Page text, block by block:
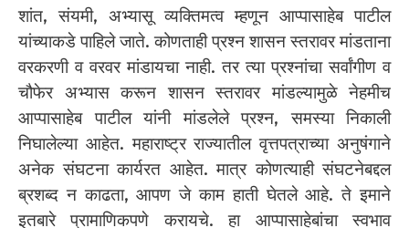
शांत, संयमी, अभ्यासू व्यक्तिमत्व म्हणून आप्पासाहेब पाटील
यांच्याकडे पाहिले जाते. कोणताही प्रश्न शासन स्तरावर मांडताना
वरकरणी व वरवर मांडायचा नाही. तर त्या प्रश्नांचा सर्वांगीण व
चौफेर अभ्यास करून शासन स्तरावर मांडल्यामुळे नेहमीच
आप्पासाहेब पाटील यांनी मांडलेले प्रश्न, समस्या निकाली
निघालेल्या आहेत. महाराष्ट्र राज्यातील वृत्तपत्राच्या अनुषंगाने
अनेक संघटना कार्यरत आहेत. मात्र कोणत्याही संघटनेबद्दल
ब्रशब्द न काढता, आपण जे काम हाती घेतले आहे. ते इमाने
इतबारे प्रामाणिकपणे करायचे. हा आप्पासाहेबांचा स्वभाव